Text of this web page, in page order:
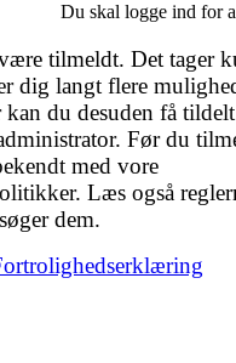
Du skal logge ind for
tilmeldt. Det tager
dig langt flere
du desuden få tildelt
Før du
med vore
Læs også
dem.